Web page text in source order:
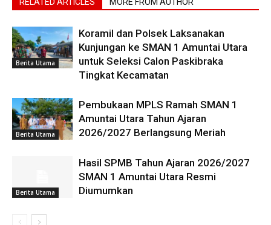
Berita Utama
Koramil dan Polsek Laksanakan
Kunjungan ke SMAN 1 Amuntai Utara
untuk Seleksi Calon Paskibraka
Tingkat Kecamatan
Berita Utama
Pembukaan MPLS Ramah SMAN 1
Amuntai Utara Tahun Ajaran
2026/2027 Berlangsung Meriah
Berita Utama
Hasil SPMB Tahun Ajaran 2026/2027
SMAN 1 Amuntai Utara Resmi
Diumumkan